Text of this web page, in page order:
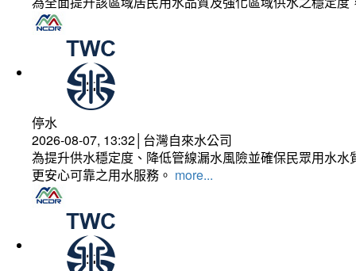
停水
2026-08-07, 13:32│台灣自來水公司
為提升供水穩定度、降低管線漏水風險並確保民眾用水
更安心可靠之用水服務。 more...